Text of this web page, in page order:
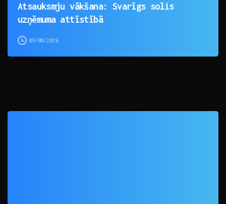
Atsauksmju vākšana: Svarīgs solis
uzņēmuma attīstībā
09/08/2026